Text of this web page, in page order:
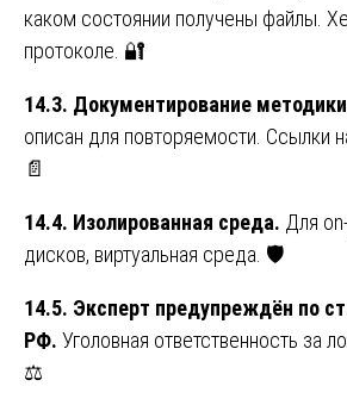
каком состоянии получены файлы.
протоколе. 🔐
14.3. Документирование
описан для повторяемости. Ссылки
📄
14.4. Изолированная среда. Для
дисков, виртуальная среда. 🛡️
14.5. Эксперт предупреждён по
РФ. Уголовная ответственность за
⚖️